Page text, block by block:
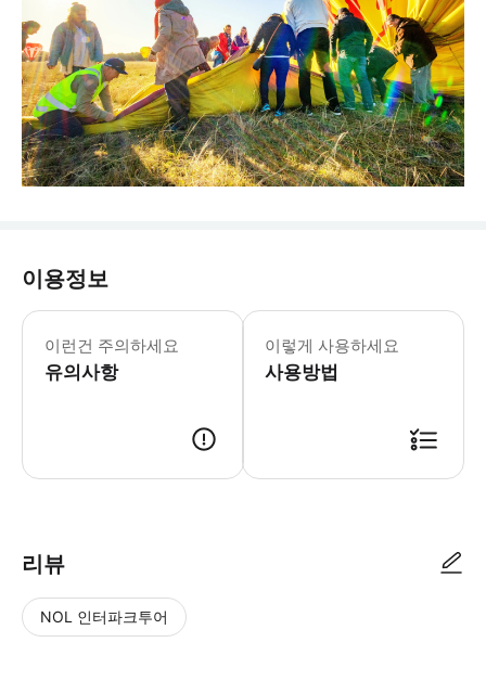
이용정보
이런건 주의하세요
유의사항
이렇게 사용하세요
사용방법
리뷰
NOL 인터파크투어